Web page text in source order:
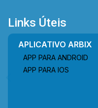
Links Úteis
APLICATIVO ARBIX
APP PARA ANDROID
APP PARA IOS